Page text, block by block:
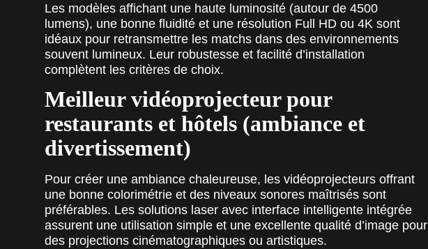
Les modèles affichant une haute luminosité (autour de 4500
lumens), une bonne fluidité et une résolution Full HD ou 4K sont
idéaux pour retransmettre les matchs dans des environnements
souvent lumineux. Leur robustesse et facilité d’installation
complètent les critères de choix.
Meilleur vidéoprojecteur pour
restaurants et hôtels (ambiance et
divertissement)
Pour créer une ambiance chaleureuse, les vidéoprojecteurs offrant
une bonne colorimétrie et des niveaux sonores maîtrisés sont
préférables. Les solutions laser avec interface intelligente intégrée
assurent une utilisation simple et une excellente qualité d’image pour
des projections cinématographiques ou artistiques.